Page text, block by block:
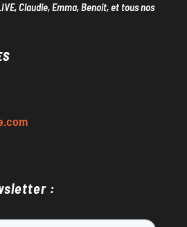
Claudie, Emma, Benoit, et tous nos
: